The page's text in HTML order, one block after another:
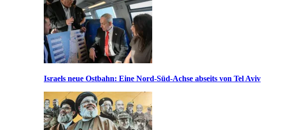
Israels neue Ostbahn: Eine Nord-Süd-Achse abseits von Tel Aviv